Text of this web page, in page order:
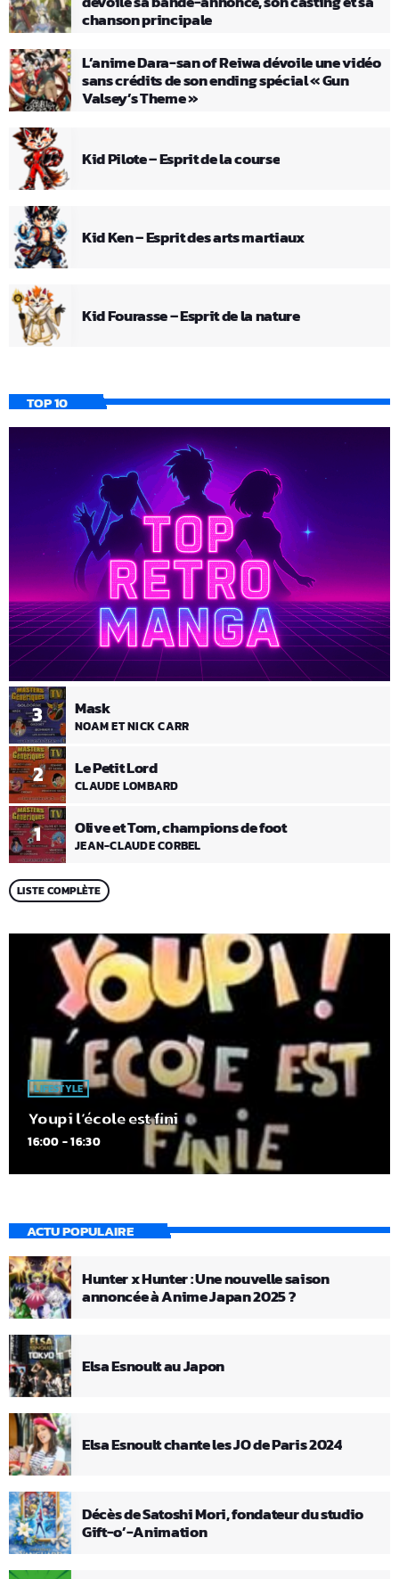
chanson principale
L’anime Dara-san of Reiwa dévoile une vidéo
sans crédits de son ending spécial « Gun
Valsey’s Theme »
Kid Pilote – Esprit de la course
Kid Ken – Esprit des arts martiaux
Kid Fourasse – Esprit de la nature
TOP 10
1 Olive et Tom, champions de foot
JEAN-CLAUDE CORBEL
2 Le Petit Lord
CLAUDE LOMBARD
3 Mask
NOAM ET NICK CARR
LISTE COMPLÈTE
LIFESTYLE
Youpi l’école est fini
16:00 - 16:30
ACTU POPULAIRE
Hunter x Hunter : Une nouvelle saison
annoncée à Anime Japan 2025 ?
Elsa Esnoult au Japon
Elsa Esnoult chante les JO de Paris 2024
Décès de Satoshi Mori, fondateur du studio
Gift-o’-Animation